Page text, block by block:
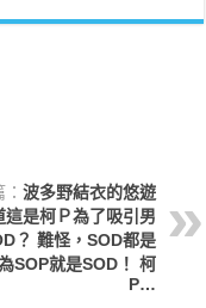
波多野結衣的悠遊
這是柯Ｐ為了吸引男
？ 難怪，SOD都是
SOP就是SOD！ 柯
P…